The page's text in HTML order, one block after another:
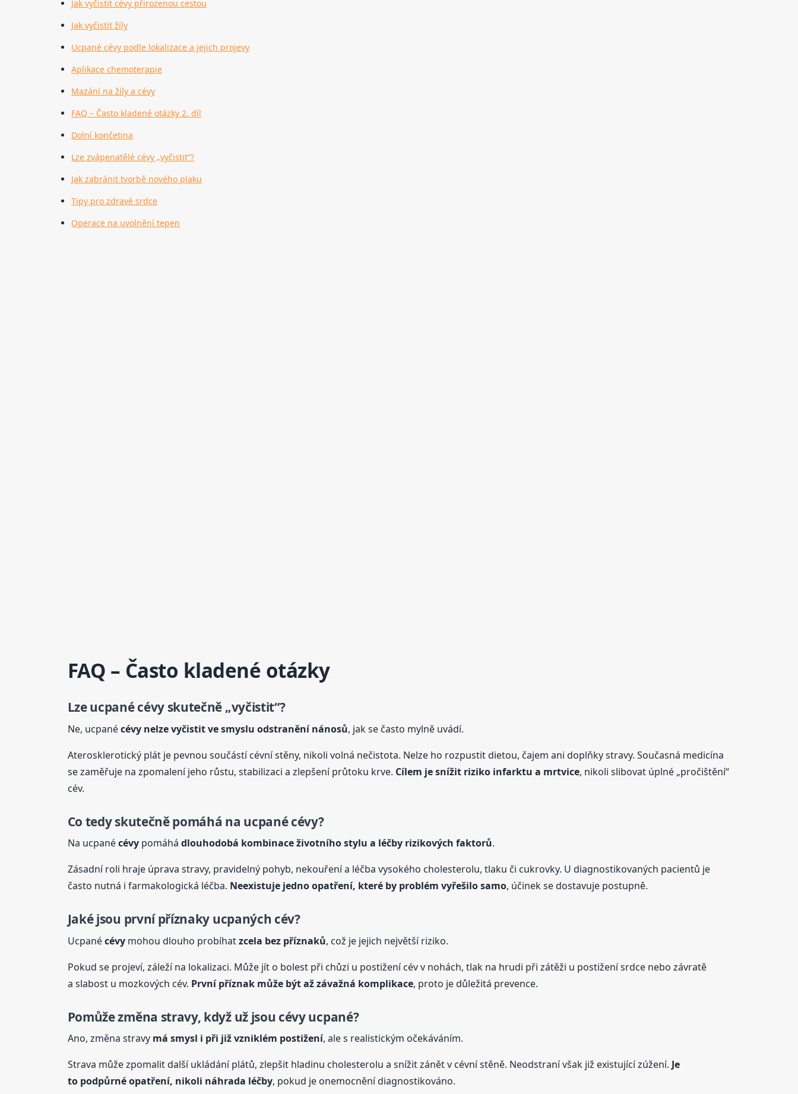
Jak vyčistit cévy přirozenou cestou
Jak vyčistit žíly
Ucpané cévy podle lokalizace a jejich projevy
Aplikace chemoterapie
Mazání na žíly a cévy
FAQ – Často kladené otázky 2. díl
Dolní končetina
Lze zvápenatělé cévy „vyčistit“?
Jak zabránit tvorbě nového plaku
Tipy pro zdravé srdce
Operace na uvolnění tepen
FAQ – Často kladené otázky
Lze ucpanécévyskutečně „vyčistit“?
Ne, ucpanécévy nelze vyčistit ve smyslu odstranění nánosů, jak se často mylně uvádí.
Aterosklerotický plát je pevnou součástí cévní stěny, nikoli volná nečistota. Nelze ho rozpustit dietou, čajem ani doplňky stravy. Současná medicína
se zaměřuje na zpomalení jeho růstu, stabilizaci a zlepšení průtoku krve. Cílem je snížit riziko infarktu a mrtvice, nikoli slibovat úplné „pročištění“
cév.
Co tedy skutečně pomáhá na ucpanécévy?
Na ucpanécévypomáhá dlouhodobá kombinace životního stylu a léčby rizikových faktorů.
Zásadní roli hraje úprava stravy, pravidelný pohyb, nekouření a léčba vysokého cholesterolu, tlaku či cukrovky. U diagnostikovaných pacientů je
často nutná i farmakologická léčba. Neexistuje jedno opatření, které by problém vyřešilo samo, účinek se dostavuje postupně.
Jaké jsou první příznaky ucpaných cév?
Ucpanécévymohou dlouho probíhatzcela bez příznaků, což je jejich největší riziko.
Pokud se projeví, záleží na lokalizaci. Může jít o bolest při chůzi u postižení cév v nohách, tlak na hrudi při zátěži u postižení srdce nebo závratě
a slabost u mozkových cév. První příznak může být až závažná komplikace, proto je důležitá prevence.
Pomůže změna stravy, když už jsou cévyucpané?
Ano, změna stravy má smysl i při již vzniklém postižení, ale s realistickým očekáváním.
Strava může zpomalit další ukládání plátů, zlepšit hladinu cholesterolu a snížit zánět v cévní stěně. Neodstraní však již existující zúžení. Je
to podpůrné opatření, nikoli náhrada léčby, pokud je onemocnění diagnostikováno.